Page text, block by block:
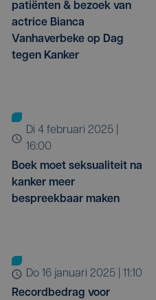
patiënten & bezoek van
actrice Bianca
Vanhaverbeke op Dag
tegen Kanker
di 4 februari 2025 |
16:00
Boek moet seksualiteit na
kanker meer
bespreekbaar maken
do 16 januari 2025 | 11:10
Recordbedrag voor